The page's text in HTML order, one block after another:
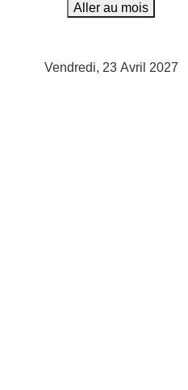
Aller au mois
Vendredi, 23 Avril 2027